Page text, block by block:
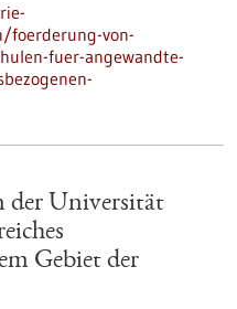
foerderung-von-
fuer-angewandte-
der Universität
Gebiet der